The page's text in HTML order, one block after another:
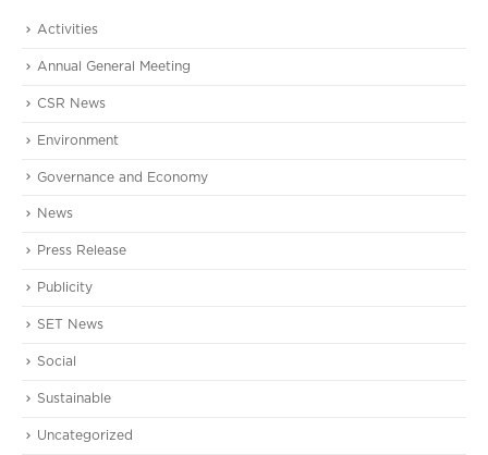
Activities
Annual General Meeting
CSR News
Environment
Governance and Economy
News
Press Release
Publicity
SET News
Social
Sustainable
Uncategorized